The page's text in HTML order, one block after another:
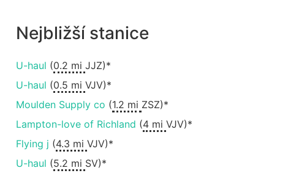
Nejbližší stanice
U-haul (0.2 mi JJZ)*
U-haul (0.5 mi VJV)*
Moulden Supply co (1.2 mi ZSZ)*
Lampton-love of Richland (4 mi VJV)*
Flying j (4.3 mi VJV)*
U-haul (5.2 mi SV)*